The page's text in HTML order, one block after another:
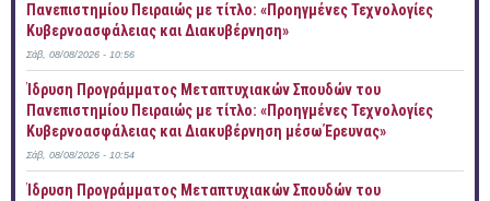
Πανεπιστημίου Πειραιώς με τίτλο: «Προηγμένες Τεχνολογίες
Κυβερνοασφάλειας και Διακυβέρνηση»
Σάβ, 08/08/2026 - 10:56
Ίδρυση Προγράμματος Μεταπτυχιακών Σπουδών του
Πανεπιστημίου Πειραιώς με τίτλο: «Προηγμένες Τεχνολογίες
Κυβερνοασφάλειας και Διακυβέρνηση μέσω Έρευνας»
Σάβ, 08/08/2026 - 10:54
Ίδρυση Προγράμματος Μεταπτυχιακών Σπουδών του